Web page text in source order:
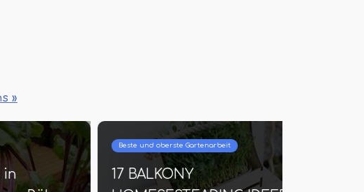
»
Behältergemüse
8 Top -Kohlanbau -Tipps, die
Wie man